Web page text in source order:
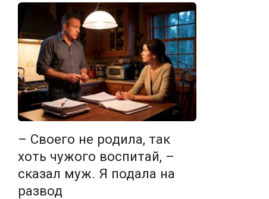
– Своего не родила, так
хоть чужого воспитай, –
сказал муж. Я подала на
развод